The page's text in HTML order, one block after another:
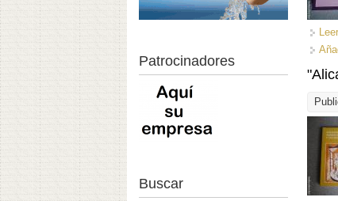
Patrocinadores
Buscar